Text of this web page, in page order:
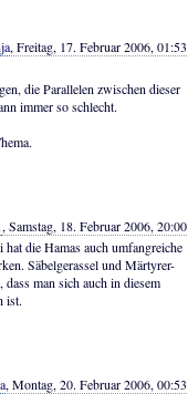
, Freitag, 17. Februar 2006, 01:53
die Parallelen zwischen dieser
immer so schlecht.
, Samstag, 18. Februar 2006, 20:00
die Hamas auch umfangreiche
Säbelgerassel und Märtyrer-
man sich auch in diesem
ist.
, Montag, 20. Februar 2006, 00:53